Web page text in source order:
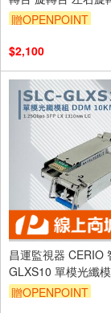
用 攝影機專用 攝影
贈OPENPOINT
$2,100
昌運監視器 CERIO
GLXS10 單模光纖
DDM10KM 最大光纖
贈OPENPOINT